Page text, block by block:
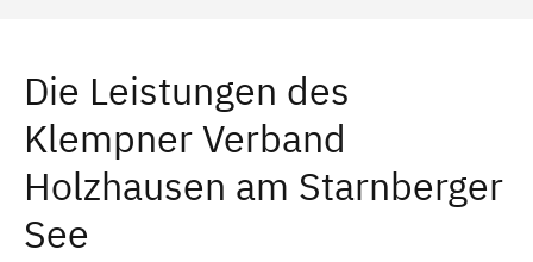
Die Leistungen des
Klempner Verband
Holzhausen am Starnberger
See